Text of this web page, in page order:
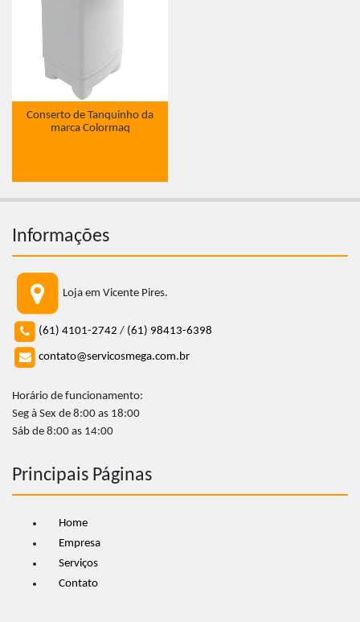
Conserto de Tanquinho da
marca Colormaq
Informações
Loja em Vicente Pires.
(61) 4101-2742 / (61) 98413-6398
contato@servicosmega.com.br
Horário de funcionamento:
Seg à Sex de 8:00 as 18:00
Sáb de 8:00 as 14:00
Principais Páginas
Home
Empresa
Serviços
Contato